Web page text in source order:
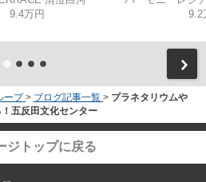
9.4万円
9.2
ープ > ブログ記事一覧 > プラネタリウムや
五反田文化センター
ジトップに戻る